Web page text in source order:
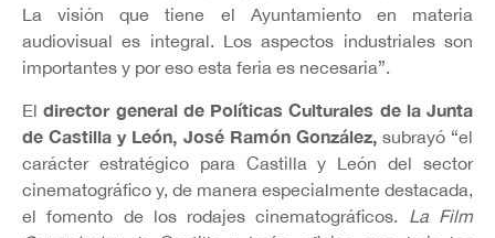
La visión que tiene el Ayuntamiento en materia
audiovisual es integral. Los aspectos industriales son
importantes y por eso esta feria es necesaria”.
Eldirector general de Políticas Culturales de la Junta
de Castilla y León, José Ramón González, subrayó “el
carácter estratégico para Castilla y León del sector
cinematográfico y, de manera especialmente destacada,
el fomento de los rodajes cinematográficos. La Film